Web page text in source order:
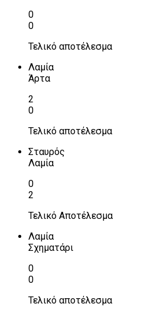
0
0
Τελικό αποτέλεσμα
Λαμία
Άρτα
2
0
Τελικό αποτέλεσμα
Σταυρός
Λαμία
0
2
Τελικό Αποτέλεσμα
Λαμία
Σχηματάρι
0
0
Τελικό αποτέλεσμα